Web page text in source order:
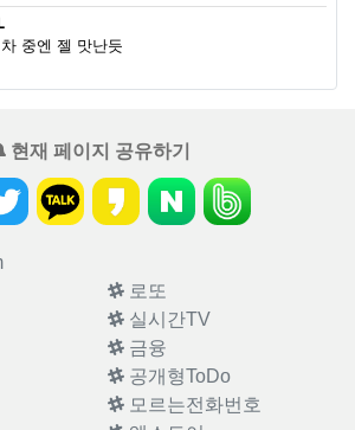
중엔 젤 맛난듯
현재 페이지 공유하기
로또
실시간TV
금융
공개형ToDo
모르는전화번호